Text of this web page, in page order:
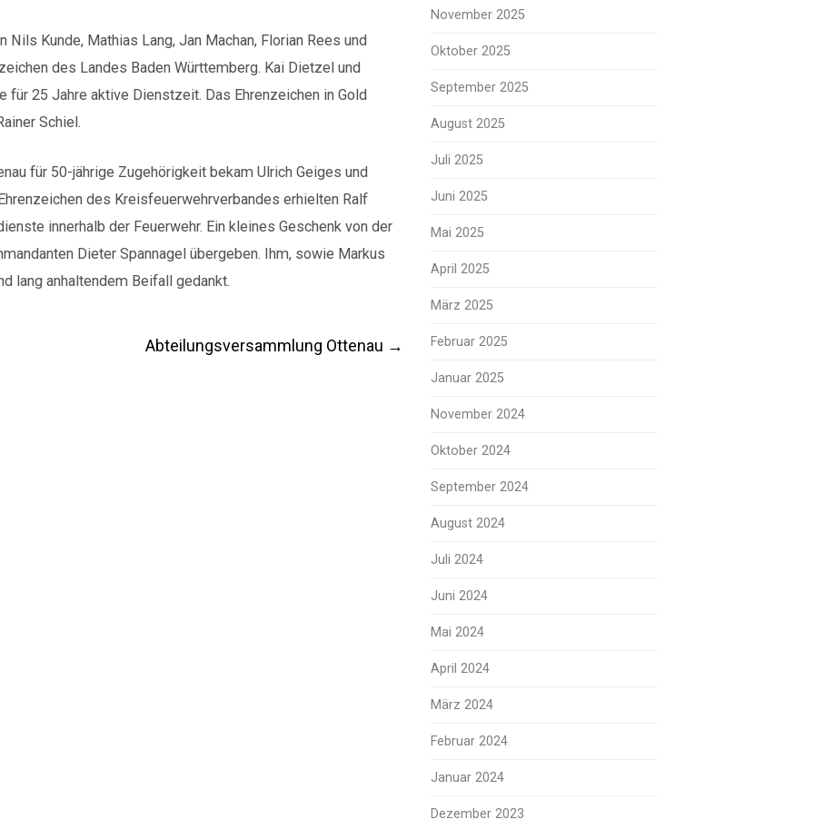
Kunde, Mathias Lang, Jan Machan, Florian Rees und
des Landes Baden Württemberg. Kai Dietzel und
für 25 Jahre aktive Dienstzeit. Das Ehrenzeichen in Gold
Schiel.
für 50-jährige Zugehörigkeit bekam Ulrich Geiges und
des Kreisfeuerwehrverbandes erhielten Ralf
innerhalb der Feuerwehr. Ein kleines Geschenk von der
Dieter Spannagel übergeben. Ihm, sowie Markus
lang anhaltendem Beifall gedankt.
Abteilungsversammlung Ottenau →
November 2025
Oktober 2025
September 2025
August 2025
Juli 2025
Juni 2025
Mai 2025
April 2025
März 2025
Februar 2025
Januar 2025
November 2024
Oktober 2024
September 2024
August 2024
Juli 2024
Juni 2024
Mai 2024
April 2024
März 2024
Februar 2024
Januar 2024
Dezember 2023